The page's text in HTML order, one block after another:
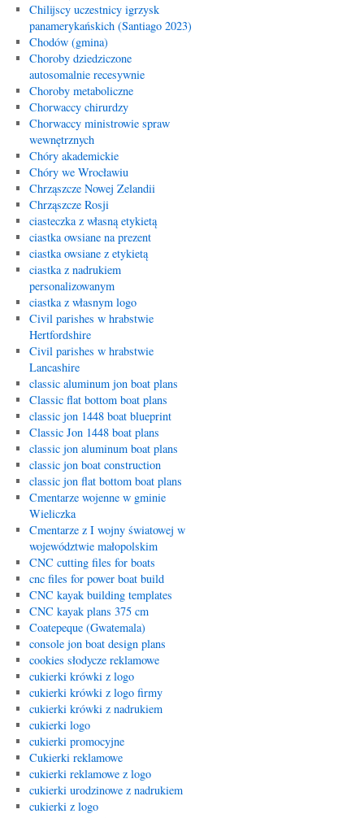
Chilijscy uczestnicy igrzysk
panamerykańskich (Santiago 2023)
Chodów (gmina)
Choroby dziedziczone
autosomalnie recesywnie
Choroby metaboliczne
Chorwaccy chirurdzy
Chorwaccy ministrowie spraw
wewnętrznych
Chóry akademickie
Chóry we Wrocławiu
Chrząszcze Nowej Zelandii
Chrząszcze Rosji
ciasteczka z własną etykietą
ciastka owsiane na prezent
ciastka owsiane z etykietą
ciastka z nadrukiem
personalizowanym
ciastka z własnym logo
Civil parishes w hrabstwie
Hertfordshire
Civil parishes w hrabstwie
Lancashire
classic aluminum jon boat plans
Classic flat bottom boat plans
classic jon 1448 boat blueprint
Classic Jon 1448 boat plans
classic jon aluminum boat plans
classic jon boat construction
classic jon flat bottom boat plans
Cmentarze wojenne w gminie
Wieliczka
Cmentarze z I wojny światowej w
województwie małopolskim
CNC cutting files for boats
cnc files for power boat build
CNC kayak building templates
CNC kayak plans 375 cm
Coatepeque (Gwatemala)
console jon boat design plans
cookies słodycze reklamowe
cukierki krówki z logo
cukierki krówki z logo firmy
cukierki krówki z nadrukiem
cukierki logo
cukierki promocyjne
Cukierki reklamowe
cukierki reklamowe z logo
cukierki urodzinowe z nadrukiem
cukierki z logo